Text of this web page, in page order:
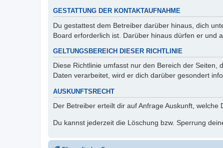
GESTATTUNG DER KONTAKTAUFNAHME
Du gestattest dem Betreiber darüber hinaus, dich
Board erforderlich ist. Darüber hinaus dürfen er und
GELTUNGSBEREICH DIESER RICHTLINIE
Diese Richtlinie umfasst nur den Bereich der
Daten verarbeitet, wird er dich darüber gesondert
AUSKUNFTSRECHT
Der Betreiber erteilt dir auf Anfrage Auskunft, welche
Du kannst jederzeit die Löschung bzw. Sperrung